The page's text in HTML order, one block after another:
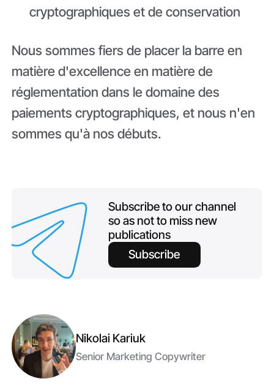
cryptographiques et de conservation
Nous sommes fiers de placer la barre en
matière d'excellence en matière de
réglementation dans le domaine des
paiements cryptographiques, et nous n'en
sommes qu'à nos débuts.
Subscribe to our channel
so as not to miss new
publications
Subscribe
Nikolai Kariuk
Senior Marketing Copywriter